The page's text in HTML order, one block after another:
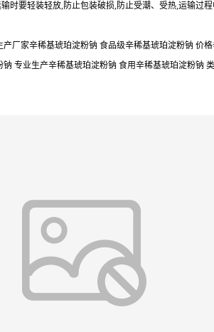
输时要轻装轻放,防止包装破损,防止受潮、受热,运输过
厂家辛稀基琥珀淀粉钠 食品级辛稀基琥珀淀粉钠 价
专业生产辛稀基琥珀淀粉钠 食用辛稀基琥珀淀粉钠